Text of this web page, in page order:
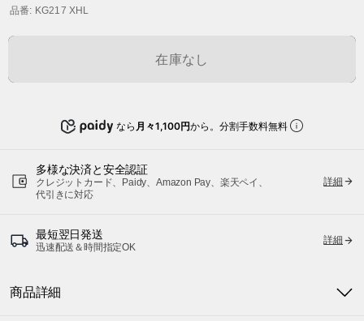
品番: KG217 XHL
在庫なし
なら 月々1,100円から。分割手数料無料
多様な決済と安全認証
クレジットカード、Paidy、Amazon Pay、楽天ペイ、
代引きに対応
詳細
最短翌日発送
迅速配送＆時間指定OK
詳細
商品詳細